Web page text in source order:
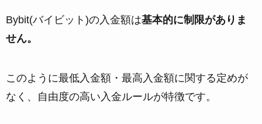
Bybit(バイビット)の入金額は基本的に制限がありま
せん。
このように最低入金額・最高入金額に関する定めが
なく、自由度の高い入金ルールが特徴です。